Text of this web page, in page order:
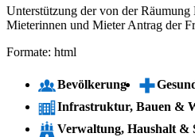
Unterstützung der von der Räumung
Mieterinnen und Mieter Antrag der
Formate: html
Bevölkerung
Infrastruktur, Bauen &
Verwaltung, Haushalt &